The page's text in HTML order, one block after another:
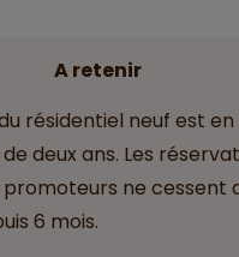
A retenir
résidentiel neuf est en
deux ans. Les
ne cessent
6 mois.